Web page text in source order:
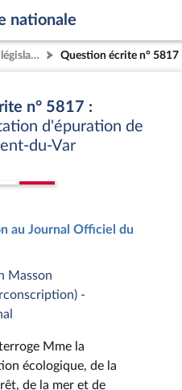
nationale
législature Question écrite n° 5817
n° 5817 :
d'épuration de
du-Var
au Journal Officiel du
Masson
-
Mme la
écologique, de la
de la mer et de